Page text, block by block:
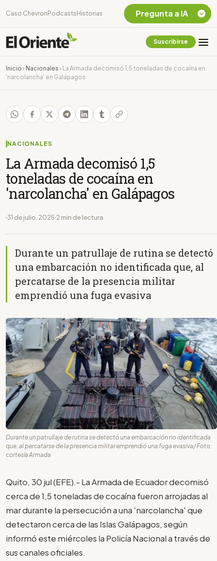
Caso Chevron Podcasts Historias
Suscribirse
Inicio › Nacionales ›
La Armada decomisó 1,5 toneladas de cocaína en
'narcolancha' en Galápagos
NACIONALES
La Armada decomisó 1,5
toneladas de cocaína en
'narcolancha' en Galápagos
31 de julio, 2025 2 min de lectura
Durante un patrullaje de rutina se detectó
una embarcación no identificada que, al
percatarse de la presencia militar
emprendió una fuga evasiva
Durante un patrullaje de rutina se detectó una embarcación no identificada
que, al percatarse de la presencia militar emprendió una fuga evasiva/ Foto:
cortesía Armada
Quito, 30 jul (EFE).- La Armada de Ecuador decomisó
cerca de 1,5 toneladas de cocaína fueron arrojadas al
mar durante la persecución a una 'narcolancha' que
detectaron cerca de las Islas Galápagos, según
informó este miércoles la Policía Nacional a través de
sus canales oficiales.
Pregunta a IA
Chevron Ecuador